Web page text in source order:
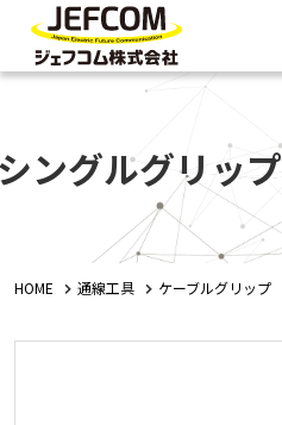
ングルグリップ
HOME 通線工具 ケーブルグリップ